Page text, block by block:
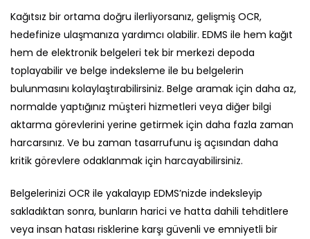
Kağıtsız bir ortama doğru ilerliyorsanız, gelişmiş OCR,
hedefinize ulaşmanıza yardımcı olabilir. EDMS ile hem kağıt
hem de elektronik belgeleri tek bir merkezi depoda
toplayabilir ve belge indeksleme ile bu belgelerin
bulunmasını kolaylaştırabilirsiniz. Belge aramak için daha az,
normalde yaptığınız müşteri hizmetleri veya diğer bilgi
aktarma görevlerini yerine getirmek için daha fazla zaman
harcarsınız. Ve bu zaman tasarrufunu iş açısından daha
kritik görevlere odaklanmak için harcayabilirsiniz.
Belgelerinizi OCR ile yakalayıp EDMS’nizde indeksleyip
sakladıktan sonra, bunların harici ve hatta dahili tehditlere
veya insan hatası risklerine karşı güvenli ve emniyetli bir